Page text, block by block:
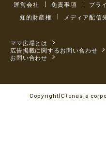
運営会社 免責事項 プラ
知的財産権
メディア配信
ママ広場とは
広告掲載に関するお問い合わせ
お問い合わせ
Copyright(C) enasia